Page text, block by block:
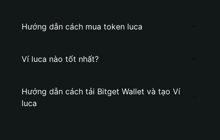
Hướng dẫn cách mua token luca
Ví luca nào tốt nhất?
Hướng dẫn cách tải Bitget Wallet và tạo Ví
luca